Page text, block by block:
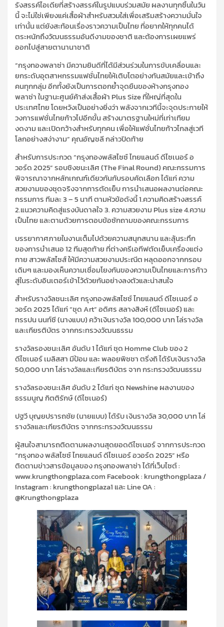
รังสรรค์ไอเดียที่สร้างสรรค์ในรูปแบบร่วมสมัย ผลงานทุกชิ้นในวัน
นี้ จะไม่ใช่เพียงแค่เสื้อผ้าสำหรับสวมใส่เพื่อเสริมสร้างความมั่นใจ
เท่านั้น แต่ยังสะท้อนเรื่องราวความเป็นไทย ที่อยากให้ทุกคนได้
ตระหนักถึงวัฒนธรรมอันดีงามของชาติ และต้องการเผยแพร่
ออกไปสู่สายตานานาชาติ
“กรุงทองพลาซ่า มีความยินดีที่ได้มีส่วนร่วมในการขับเคลื่อนและ
ยกระดับอุตสาหกรรมแฟชั่นไทยให้เติบโตอย่างทันสมัยและเข้าถึง
คนทุกกลุ่ม อีกทั้งยังเป็นการตอกย้ำจุดยืนของห้างกรุงทอง
พลาซ่า ในฐานะศูนย์ค้าส่งเสื้อผ้า Plus Size ที่ใหญ่ที่สุดใน
ประเทศไทย โดยหวังเป็นอย่างยิ่งว่า พลังจากเวทีนี้จะจุดประกายให้
วงการแฟชั่นไทยก้าวไปอีกขั้น สร้างมาตรฐานใหม่ที่เท่าเทียม
งดงาม และเปิดกว้างสำหรับทุกคน เพื่อให้แฟชั่นไทยก้าวไกลสู่เวที
โลกอย่างสง่างาม” คุณอัญชลี กล่าวปิดท้าย
สำหรับการประกวด “กรุงทองพลัสไซซ์ ไทยแลนด์ ดีไซเนอร์ อ
วอร์ด 2025” รอบชิงชนะเลิศ (The Final Round) คณะกรรมการ
พิจารณาจากหลักเกณฑ์เดียวกันกับรอบคัดเลือก ได้แก่ ความ
สวยงามของชุดจริงจากการตัดเย็บ การนำเสนอผลงานต่อคณะ
กรรมการ ทีมละ 3 – 5 นาที ตามหัวข้อดังนี้ 1.ความคิดสร้างสรรค์
2.แนวความคิดสู่แรงบันดาลใจ 3. ความสวยงาม Plus size 4.ความ
เป็นไทย และตามด้วยการตอบข้อซักถามของคณะกรรมการ
บรรยากาศภายในงานเต็มไปด้วยความสนุกสนาน และลุ้นระทึก
ของการนำเสนอ 12 ทีมสุดท้าย ที่ต่างครีเอทีฟตัดเย็บเครื่องแต่ง
กาย สาวพลัสไซส์ ให้มีความสวยงามประณีต หลุดออกจากกรอบ
เดิมๆ และมองเห็นความเชื่อมโยงกันของความเป็นไทยและการก้าว
สู่ในระดับอินเตอร์เข้าไว้ดัวยกันอย่างลงตัวและน่าสนใจ
สำหรับรางวัลชนะเลิศ กรุงทองพลัสไซซ์ ไทยแลนด์ ดีไซเนอร์ อ
วอร์ด 2025 ได้แก่ “ชุด Art” อดิศร สลางสิงห์ (ดีไซเนอร์) และ
ทรรปน นนท์ซี (นางแบบ) คว้าเงินรางวัล 100,000 บาท โล่รางวัล
และเกียรติบัตร จากกระทรวงวัฒนธรรม
รางวัลรองชนะเลิศ อันดับ 1 ได้แก่ ชุด Homme Club ของ 2
ดีไซเนอร์ เมลิสสา มีป้อม และ พลอยพิชชา ตริ่งถิ ได้รับเงินรางวัล
50,000 บาท โล่รางวัลและเกียรติบัตร จาก กระทรวงวัฒนธรรม
รางวัลรองชนะเลิศ อันดับ 2 ได้แก่ ชุด Newshine ผลงานของ
ธรรมนูญ กิตติรักษ์ (ดีไซเนอร์)
ปฐวี บุญยปรารถชัย (นายแบบ) ได้รับ เงินรางวัล 30,000 บาท โล่
รางวัลและเกียรติบัตร จากกระทรวงวัฒนธรรม
ผู้สนใจสามารถติดตามผลงานสุดยอดดีไซเนอร์ จากการประกวด
“กรุงทอง พลัสไซซ์ ไทยแลนด์ ดีไซเนอร์ อวอร์ด 2025” หรือ
ติดตามข่าวสารข้อมูลของ กรุงทองพลาซ่า ได้ที่เว็บไซต์ :
www.krungthongplaza.com Facebook : krungthongplaza /
Instagram : krungthongplaza1 และ Line OA :
@Krungthongplaza